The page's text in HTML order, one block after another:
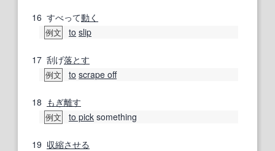
16 すべって動く
例文 to slip
17 刮げ落とす
例文 to scrape off
18 もぎ離す
例文 to pick something
19 収縮させる